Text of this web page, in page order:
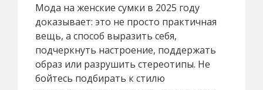
Мода на женские сумки в 2025 году
доказывает: это не просто практичная
вещь, а способ выразить себя,
подчеркнуть настроение, поддержать
образ или разрушить стереотипы. Не
бойтесь подбирать к стилю